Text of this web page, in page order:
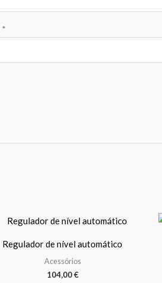
*
Regulador de nível automático
Acessórios
104,00€